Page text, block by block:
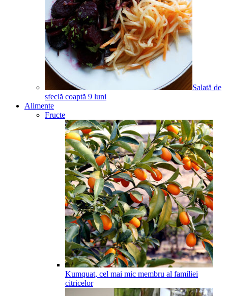
Salată de
sfeclă coaptă 9 luni
Alimente
Fructe
Kumquat, cel mai mic membru al familiei
citricelor